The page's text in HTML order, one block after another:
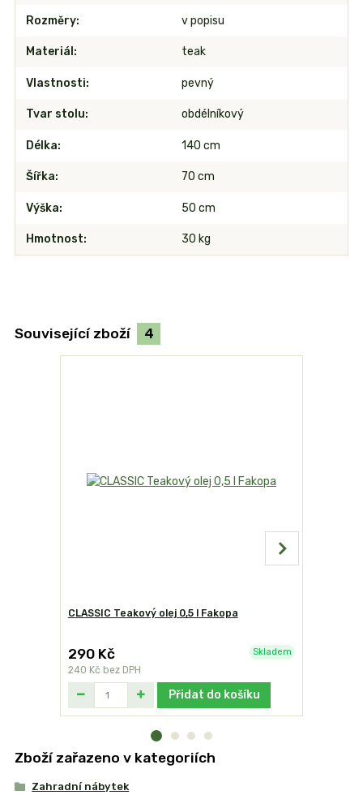
Rozměry v popisu
Materiál teak
Vlastnosti pevný
Tvar stolu obdélníkový
Délka 140 cm
Šířka 70 cm
Výška 50 cm
Hmotnost 30 kg
Související zboží 4
CLASSIC Teakový olej 0,5 l Fakopa
290 Kč
240 Kč bez DPH
Skladem
Přidat do košíku
Zboží zařazeno v kategoriích
Zahradní nábytek